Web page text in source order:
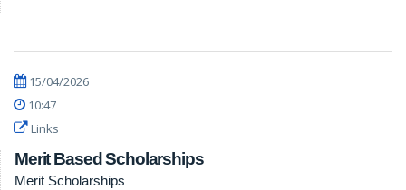
15/04/2026
10:47
Links
Merit Based Scholarships
Merit Scholarships